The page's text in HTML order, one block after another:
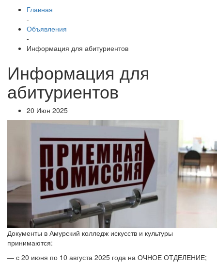
Главная
-
Объявления
-
Информация для абитуриентов
Информация для
абитуриентов
20 Июн 2025
Документы в Амурский колледж искусств и культуры
принимаются:
— с 20 июня по 10 августа 2025 года на ОЧНОЕ ОТДЕЛЕНИЕ;